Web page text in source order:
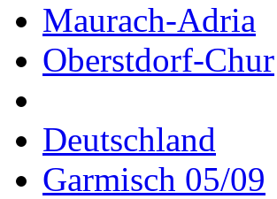
Maurach-Adria
Oberstdorf-Chur
Deutschland
Garmisch 05/09